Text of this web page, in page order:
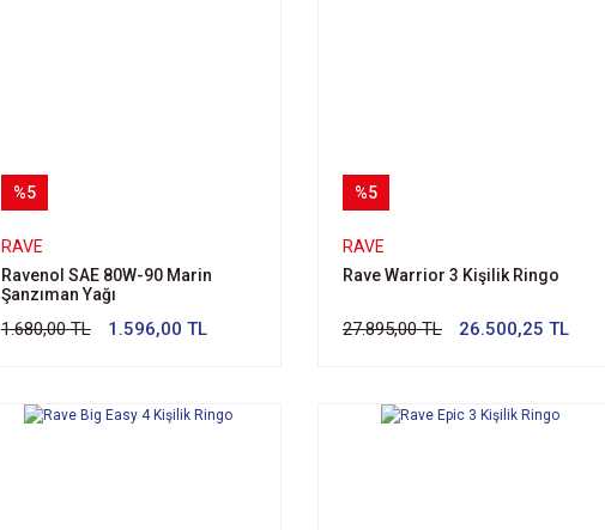
%5
RAVE
Ravenol SAE 80W-90 Marin
Şanzıman Yağı
1.680,00 TL 1.596,00 TL
%5
RAVE
Rave Warrior 3 Kişilik Ringo
27.895,00 TL 26.500,25 TL